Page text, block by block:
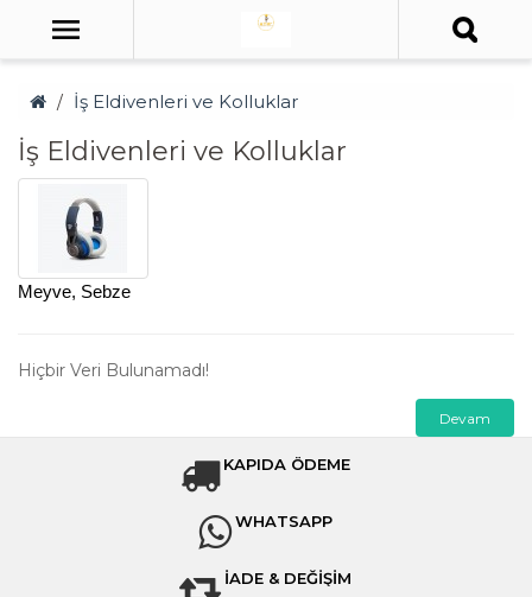
İş Eldivenleri ve Kolluklar
İş Eldivenleri ve Kolluklar
Meyve, Sebze
Hiçbir Veri Bulunamadı!
Devam
KAPIDA ÖDEME
WHATSAPP
İADE & DEĞİŞİM